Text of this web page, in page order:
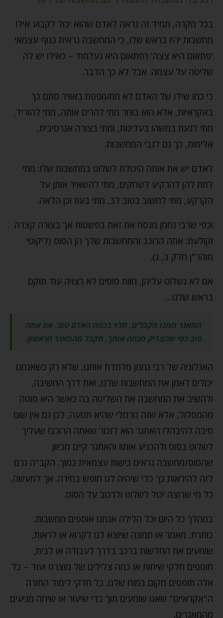
בכל מקרה, תמיד זה נראה לאדם שהוא יכול לקבוע אילו
מחשבות יהיו בראש שלו, כי המחשבה נראית כגוף עצמאי
'פתאום היא צצה' ו'פתאום היא נעלמת' – כאילו יש לה
שליטה על עצמה. אבל לא כך הדבר.
כי כמו שידו של האדם לא מתעופפת באוויר סתם כך
באקראיות, אלא הוא בוחר מתי להרים אותה, מתי להוריד,
מתי לגעת במשהו בעדינות, ומתי בצורה אגרסיבית,
אלימות, כך גם לגבי המחשבות.
לאדם יש את אותה היכולת לשלוט במחשבות שלו: מתי
לתת להן להרקיע לשחקים, מתי להשאיר אותן על
הקרקע, מתי לחשוב בטוב לב, מתי בעוז וכן הלאה.
וכפי שרבי נחמן מנסח את זאת בפשטות אך בצורה קצרה
וקולעת: אתה הרוכב והמחשבות שלך הן הסוס (ליקוטי
מוהר"ן חלק ב, נ).
אם לא נשלוט עליהן, חוות סוסים לא רצויה עוד תוקם
בראש שלנו…
המאגר ממנו מקבלים, תלוי בכמה האדם טוב. אם אתה
טוב כפי שהצדיק מנחה אותך, תקבל מהמאגר הראשון.
האנלוגיה של רבי נחמן מלמדת אותנו, שלא רק כשאנחנו
יכולים לאמן את המחשבות שלנו, ואת דרך החשיבה,
ולהשיב את המחשבה את השליטה בה כאשר היא סוטה
מהמסלול, אלא שזה נורמלי שהיא תטעה, לכן גם אין שום
סיבה להיבהל! האתגר הוא לזכור שאתה הרוכב! שעליך
לשלוט בסוס ולהכניע אותו! והאתגר קיים מכיוון
שהסוס/מחשבה נראים כישות עצמאית כמוך. הקב"ה גרם
לזה להיראות כך כדי שיהיה לנו חופש בחירה. אך למעשה,
כל מי שרוצה יכול לשלוט ולרכוב על הסוס.
במהלך כל היום וכל הלילה אנחנו אוספים מחשבות.
כותרת, מאמר או תמונה שיוצא לנו לקרוא או לראות,
שומעים את החדשות ברכב בדרך לעבודה או לבית,
חוטפים חלקי שיחות או כמה צלילים של מוצרט ועוד – כל
אלה תופסים מקום במוח שלנו. כל חלקי לימוד התורה
ה"אקראיים" שאנו שומעים תוך כדי שיעור או שיחה מגיעים
מהמאגרים.